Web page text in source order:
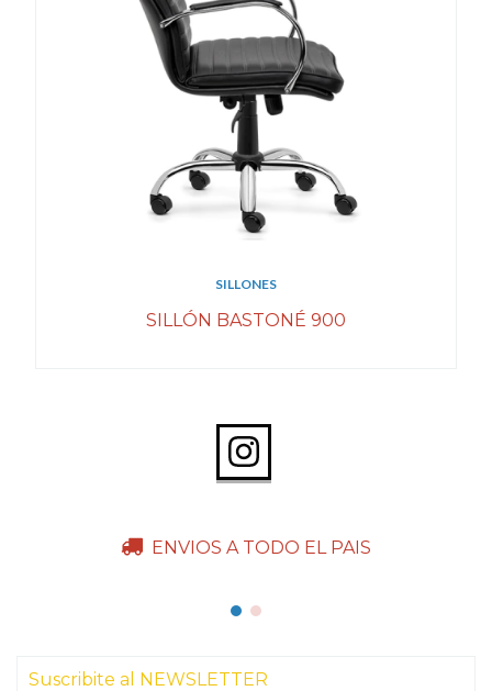
SILLONES
SILLÓN BASTONÉ 900
ENVIOS A TODO EL PAIS
Suscribite al NEWSLETTER